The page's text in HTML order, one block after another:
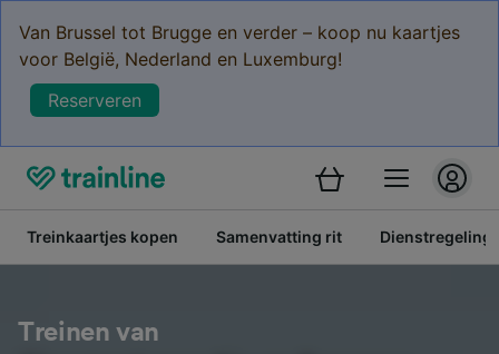
Van Brussel tot Brugge en verder – koop nu kaartjes
voor België, Nederland en Luxemburg!
Reserveren
Treinkaartjes kopen Samenvatting rit Dienstregeling
Treinen van